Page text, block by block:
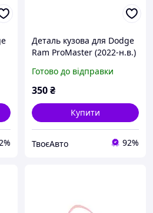
Деталь кузова для Dodge
Ram ProMaster (2022-н.в.)
Готово до відправки
350₴
Купити
ТвоєАвто 92%